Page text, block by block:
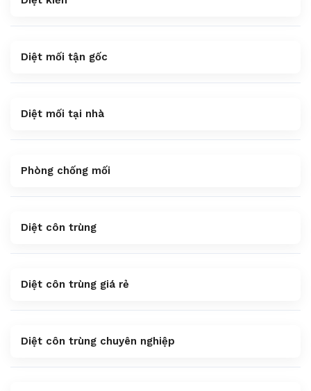
Diệt mối tận gốc
Diệt mối tại nhà
Phòng chống mối
Diệt côn trùng
Diệt côn trùng giá rẻ
Diệt côn trùng chuyên nghiệp